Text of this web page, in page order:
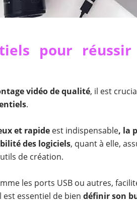
pour
vidéo de qualité, il est
.
et rapideest indispensable, la
des logiciels, quant à elle,
de création.
les ports USB ou autres,
est essentiel de bien définir son